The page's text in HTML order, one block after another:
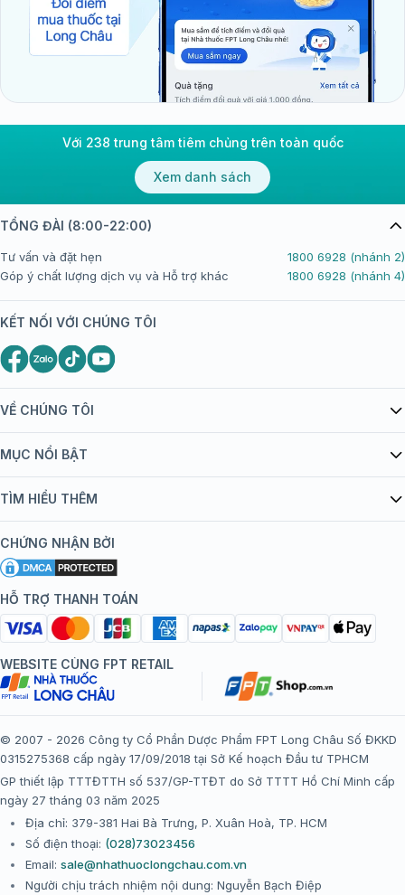
Với 238 trung tâm tiêm chủng trên toàn quốc
Xem danh sách
VỀ CHÚNG TÔI
Giới thiệu Tiêm Chủng FPT Long Châu
bán hàng
Chính sách nội dung
Chính sách bảo mật
Chính sách bảo mật dữ liệu cá nhân
Chính sách thanh toán
Chính sách đổi trả gói, mũi tiêm tại trung tâm tiêm chủng
FPT Long Châu
Thể lệ chương trình “Tích điểm nhận đặc quyền”
MỤC NỔI BẬT
Danh mục vắc xin
Đội ngũ bác sĩ, chuyên gia
Hệ thống trung tâm tiêm chủng
TÌM HIỂU THÊM
Khuyến mãi
Tôi nên tiêm gì?
Tiêm chủng đi nước ngoài
CHỨNG NHẬN BỞI
HỖ TRỢ THANH TOÁN
TỔNG ĐÀI (8:00-22:00)
Tư vấn và đặt hẹn
1800 6928 (nhánh 2)
Góp ý chất lượng dịch vụ và Hỗ trợ khác
1800 6928 (nhánh 4)
KẾT NỐI VỚI CHÚNG TÔI
WEBSITE CÙNG FPT RETAIL
© 2007 - 2026 Công ty Cổ Phần Dược Phẩm FPT Long Châu Số ĐKKD
0315275368 cấp ngày 17/09/2018 tại Sở Kế hoạch Đầu tư TPHCM
GP thiết lập TTTĐTTH số 537/GP-TTĐT do Sở TTTT Hồ Chí Minh cấp
ngày 27 tháng 03 năm 2025
Địa chỉ: 379-381 Hai Bà Trưng, P. Xuân Hoà, TP. HCM
Số điện thoại: (028)73023456
Email: sale@nhathuoclongchau.com.vn
Người chịu trách nhiệm nội dung: Nguyễn Bạch Điệp